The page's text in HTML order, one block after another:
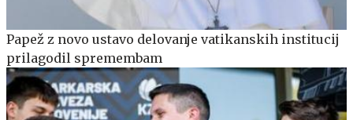
Papež z novo ustavo delovanje vatikanskih institucij
prilagodil spremembam